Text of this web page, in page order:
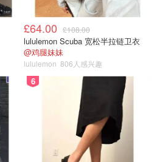
£64.00 £108.00
lululemon Scuba 宽松半拉链卫衣
@鸡腿妹妹
lululemon 806人感兴趣
6